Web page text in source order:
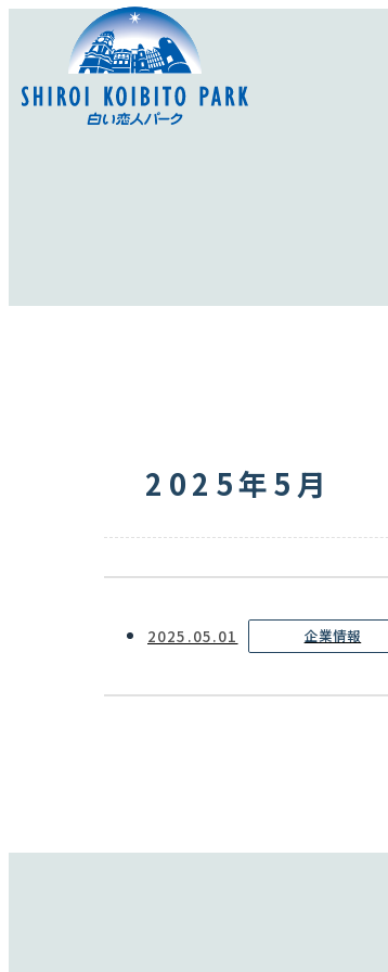
2025年5月
2025.05.01 企業情報